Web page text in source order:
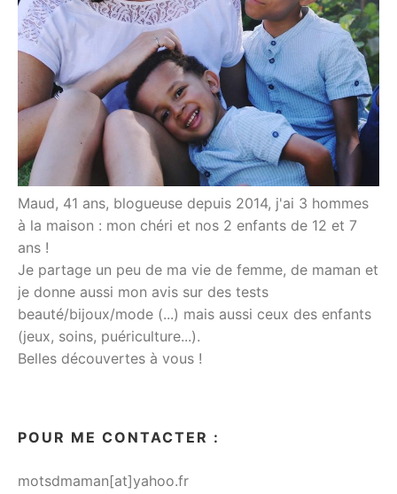
Maud, 41 ans, blogueuse depuis 2014, j'ai 3 hommes
à la maison : mon chéri et nos 2 enfants de 12 et 7
ans !
Je partage un peu de ma vie de femme, de maman et
je donne aussi mon avis sur des tests
beauté/bijoux/mode (...) mais aussi ceux des enfants
(jeux, soins, puériculture...).
Belles découvertes à vous !
POUR ME CONTACTER :
motsdmaman[at]yahoo.fr